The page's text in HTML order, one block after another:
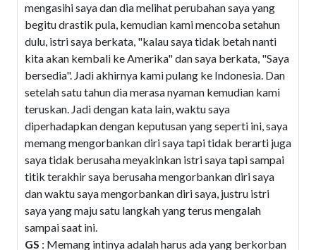
mengasihi saya dan dia melihat perubahan saya yang
begitu drastik pula, kemudian kami mencoba setahun
dulu, istri saya berkata, "kalau saya tidak betah nanti
kita akan kembali ke Amerika" dan saya berkata, "Saya
bersedia". Jadi akhirnya kami pulang ke Indonesia. Dan
setelah satu tahun dia merasa nyaman kemudian kami
teruskan. Jadi dengan kata lain, waktu saya
diperhadapkan dengan keputusan yang seperti ini, saya
memang mengorbankan diri saya tapi tidak berarti juga
saya tidak berusaha meyakinkan istri saya tapi sampai
titik terakhir saya berusaha mengorbankan diri saya
dan waktu saya mengorbankan diri saya, justru istri
saya yang maju satu langkah yang terus mengalah
sampai saat ini.
GS : Memang intinya adalah harus ada yang berkorban